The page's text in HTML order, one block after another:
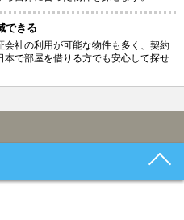
できる
社の利用が可能な物件も多く、契約
で部屋を借りる方でも安心して探せ